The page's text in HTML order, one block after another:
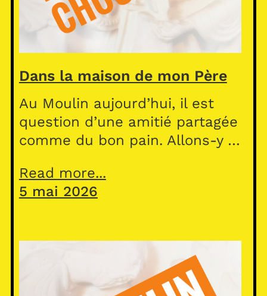
Dans la maison de mon Père
Au Moulin aujourd’hui, il est
question d’une amitié partagée
comme du bon pain. Allons-y …
Read more...
5 mai 2026